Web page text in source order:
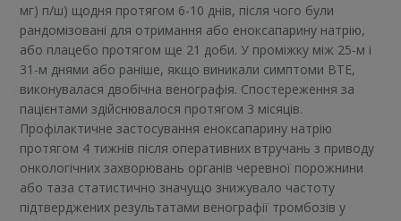
мг) п/ш) щодня протягом 6-10 днів, після чого були
рандомізовані для отримання або еноксапарину натрію,
або плацебо протягом ще 21 доби. У проміжку між 25-м і
31-м днями або раніше, якщо виникали симптоми ВТЕ,
виконувалася двобічна венографія. Спостереження за
пацієнтами здійснювалося протягом 3 місяців.
Профілактичне застосування еноксапарину натрію
протягом 4 тижнів після оперативних втручань з приводу
онкологічних захворювань органів черевної порожнини
або таза статистично значущо знижувало частоту
підтверджених результатами венографії тромбозів у